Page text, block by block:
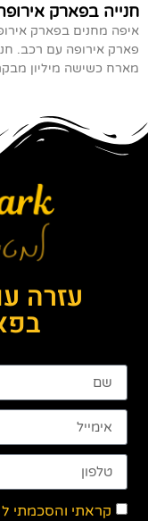
חנייה בפארק
איפה מחנים בפארק
פארק אירופה עם רכב.
מארח כשישה מיליון
עזרה
קראתי והסכמתי ל